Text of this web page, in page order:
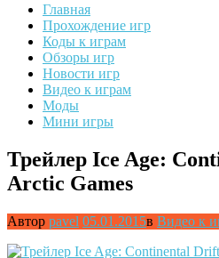
Главная
Прохождение игр
Коды к играм
Обзоры игр
Новости игр
Видео к играм
Моды
Мини игры
Трейлер Ice Age:
Arctic Games
Автор pavel 05.01.2015в Видео к